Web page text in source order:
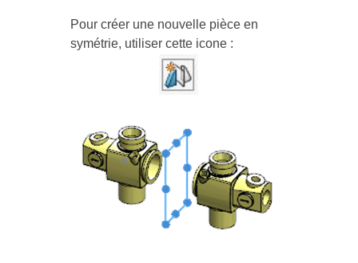
Pour créer une nouvelle pièce en
symétrie, utiliser cette icone :